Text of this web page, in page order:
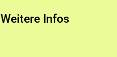
Weitere Infos